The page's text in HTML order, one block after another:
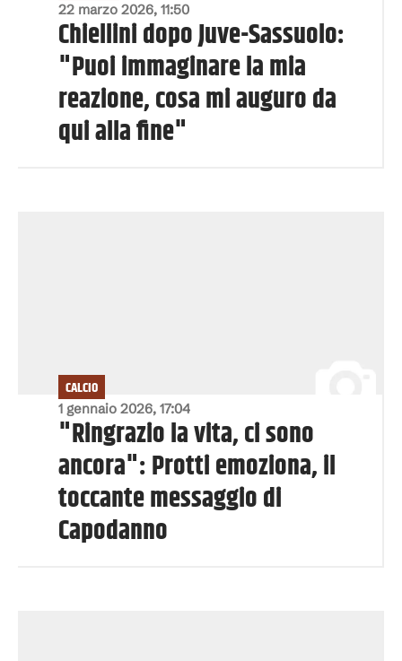
22 marzo 2026, 11:50
Chiellini dopo Juve-Sassuolo:
"Puoi immaginare la mia
reazione, cosa mi auguro da
qui alla fine"
1 gennaio 2026, 17:04
CALCIO
"Ringrazio la vita, ci sono
ancora": Protti emoziona, il
toccante messaggio di
Capodanno